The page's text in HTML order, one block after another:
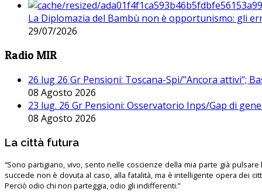
La Diplomazia del Bambù non è opportunismo: gli
29/07/2026
Radio MIR
26 lug 26 Gr Pensioni: Toscana-Spi/"Ancora attivi";
08 Agosto 2026
23 lug. 26 Gr Pensioni: Osservatorio Inps/Gap di
08 Agosto 2026
La città futura
“Sono partigiano, vivo, sento nelle coscienze della mia parte già pulsare
succede non è dovuta al caso, alla fatalità, ma è intelligente opera dei
Perciò odio chi non parteggia, odio gli indifferenti.”